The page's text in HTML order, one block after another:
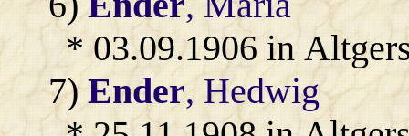
* 03.09.1906 in
7)Ender, Hedwig